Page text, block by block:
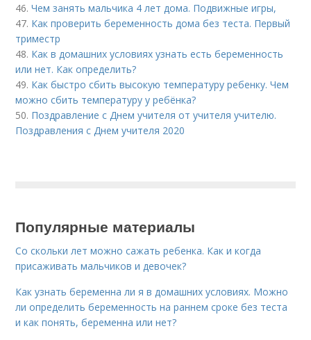
46.Чем занять мальчика 4 лет дома. Подвижные игры,
47. Как проверить беременность дома без теста. Первый
триместр
48. Как в домашних условиях узнать есть беременность
или нет. Как определить?
49. Как быстро сбить высокую температуру ребенку. Чем
можно сбить температуру у ребёнка?
50. Поздравление с Днем учителя от учителя учителю.
Поздравления с Днем учителя 2020
Популярные материалы
Со скольки лет можно сажать ребенка. Как и когда
присаживать мальчиков и девочек?
Как узнать беременна ли я в домашних условиях. Можно
ли определить беременность на раннем сроке без теста
и как понять, беременна или нет?